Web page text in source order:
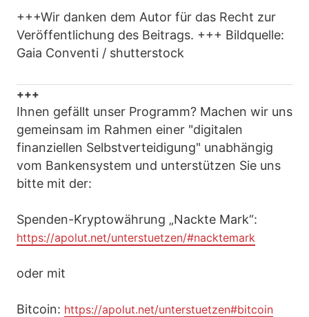
+++Wir danken dem Autor für das Recht zur
Veröffentlichung des Beitrags. +++ Bildquelle:
Gaia Conventi / shutterstock
+++
Ihnen gefällt unser Programm? Machen wir uns
gemeinsam im Rahmen einer "digitalen
finanziellen Selbstverteidigung" unabhängig
vom Bankensystem und unterstützen Sie uns
bitte mit der:
Spenden-Kryptowährung „Nackte Mark“:
https://apolut.net/unterstuetzen/#nacktemark
oder mit
Bitcoin: https://apolut.net/unterstuetzen#bitcoin